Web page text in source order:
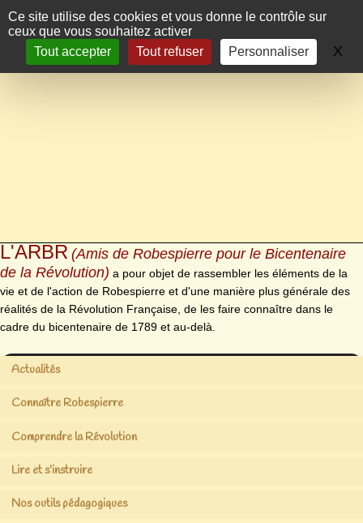
Panneau de gestion des cookies
Ce site utilise des cookies et vous donne le contrôle sur
ceux que vous souhaitez activer
Tout accepter
Tout refuser Personnaliser X
L'ARBR (Amis de Robespierre pour le Bicentenaire
de la Révolution) a pour objet de rassembler les éléments de la
vie et de l'action de Robespierre et d'une manière plus générale des
réalités de la Révolution Française, de les faire connaître dans le
cadre du bicentenaire de 1789 et au-delà.
Actualités
Connaître Robespierre
Comprendre la Révolution
Lire et s’instruire
Nos outils pédagogiques